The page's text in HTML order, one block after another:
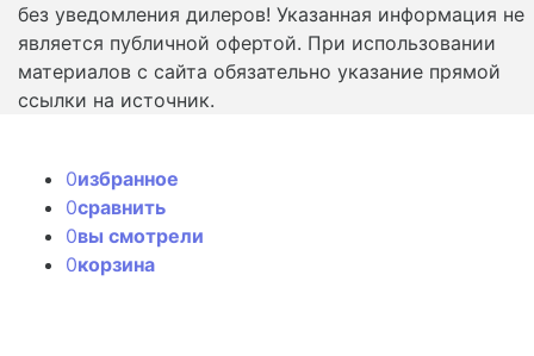
без уведомления дилеров! Указанная информация не
является публичной офертой. При использовании
материалов с сайта обязательно указание прямой
ссылки на источник.
0избранное
0сравнить
0вы смотрели
0корзина